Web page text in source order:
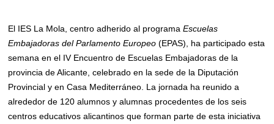
El IES La Mola, centro adherido al programaEscuelas
Embajadoras del Parlamento Europeo (EPAS), ha participado esta
semana en el IV Encuentro de Escuelas Embajadoras de la
provincia de Alicante, celebrado en la sede de la Diputación
Provincial y en Casa Mediterráneo. La jornada ha reunido a
alrededor de 120 alumnos y alumnas procedentes de los seis
centros educativos alicantinos que forman parte de esta iniciativa